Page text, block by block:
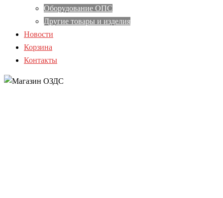
Оборудование ОПС
Другие товары и изделия
Новости
Корзина
Контакты